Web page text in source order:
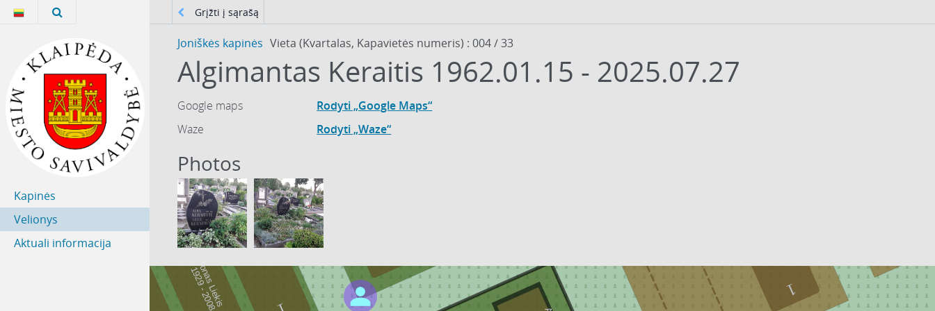
Kapinės
Velionys
Aktuali informacija
Grįžti į sąrašą
Joniškės kapinės Vieta (Kvartalas, Kapavietės numeris) : 004 / 33
Algimantas Keraitis 1962.01.15 - 2025.07.27
Google maps
Rodyti „Google Maps“
Waze
Rodyti „Waze“
Photos
1
Jonas Liekis
1
9
2
9
-
2
0
08